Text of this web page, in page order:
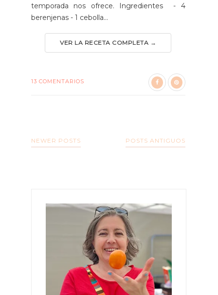
temporada nos ofrece. Ingredientes - 4
berenjenas - 1 cebolla...
VER LA RECETA COMPLETA →
13 COMENTARIOS
NEWER POSTS POSTS ANTIGUOS